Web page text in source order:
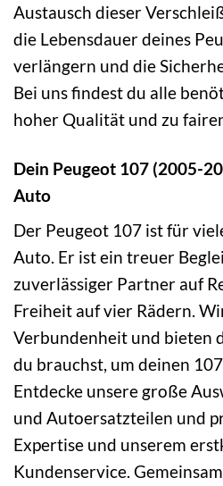
Austausch dieser
die Lebensdauer deines
verlängern und die
Bei uns findest du alle
hoher Qualität und zu
Dein Peugeot 107 (2005-
Auto
Der Peugeot 107 ist für
Auto. Er ist ein treuer
zuverlässiger Partner auf
Freiheit auf vier Rädern.
Verbundenheit und bieten
du brauchst, um deinen
Entdecke unsere große
und Autoersatzteilen und
Expertise und unserem
Kundenservice.